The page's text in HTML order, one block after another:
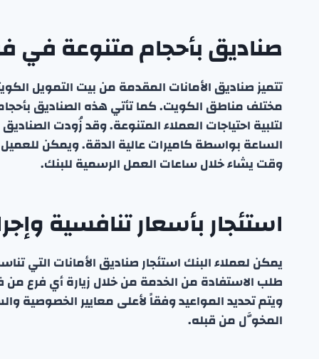
صناديق بأحجام متنوعة في
تتميز صناديق الأمانات المقدمة من بيت التمويل
مختلف مناطق الكويت. كما تأتي هذه الصناديق
لتلبية احتياجات العملاء المتنوعة. وقد زُودت
الساعة بواسطة كاميرات عالية الدقة. ويمكن
وقت يشاء خلال ساعات العمل الرسمية للبنك.
استئجار بأسعار تنافسية
يمكن لعملاء البنك استئجار صناديق الأمانات التي
طلب الاستفادة من الخدمة من خلال زيارة أي فرع من
ويتم تحديد المواعيد وفقاً لأعلى معايير الخصوصية
المخوَّل من قبله.